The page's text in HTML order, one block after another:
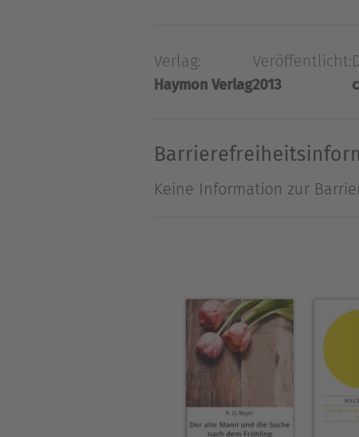
aber sich selbst schuldig,
alles aufs Beste
Jung die Geschichte einer
Verlag:
Haymon Verlag
Veröffentlicht:
2013
Keine Information zur